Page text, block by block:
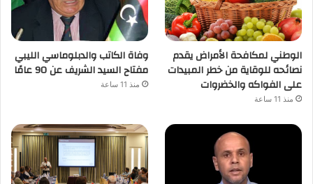
الوطني لمكافحة الأمراض يقدم
نصائحه للوقاية من خطر المبيدات
على الفواكه والخضروات
منذ 11 ساعة
وفاة الكاتب والدبلوماسي الليبي
مفتاح السيد الشريف عن 90 عامًا
منذ 11 ساعة